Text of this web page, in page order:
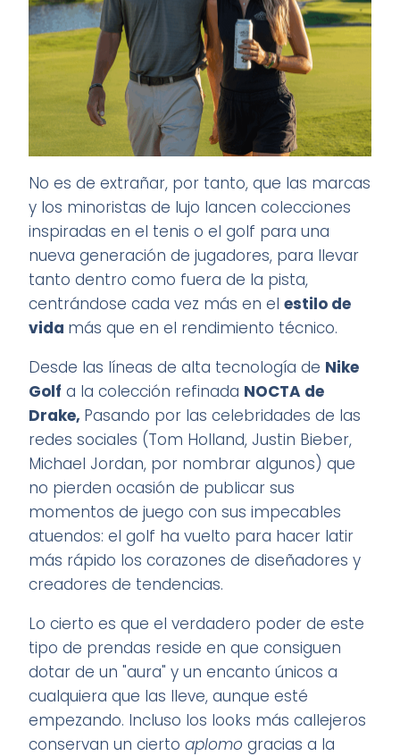
No es de extrañar, por tanto, que las marcas
y los minoristas de lujo lancen colecciones
inspiradas en el tenis o el golf para una
nueva generación de jugadores, para llevar
tanto dentro como fuera de la pista,
centrándose cada vez más en elestilo de
vida más que en el rendimiento técnico.
Desde las líneas de alta tecnología de Nike
Golf a la colección refinada NOCTA de
Drake, Pasando por las celebridades de las
redes sociales (Tom Holland, Justin Bieber,
Michael Jordan, por nombrar algunos) que
no pierden ocasión de publicar sus
momentos de juego con sus impecables
atuendos: el golf ha vuelto para hacer latir
más rápido los corazones de diseñadores y
creadores de tendencias.
Lo cierto es que el verdadero poder de este
tipo de prendas reside en que consiguen
dotar de un "aura" y un encanto únicos a
cualquiera que las lleve, aunque esté
empezando. Incluso los looks más callejeros
conservan un ciertoaplomogracias a la